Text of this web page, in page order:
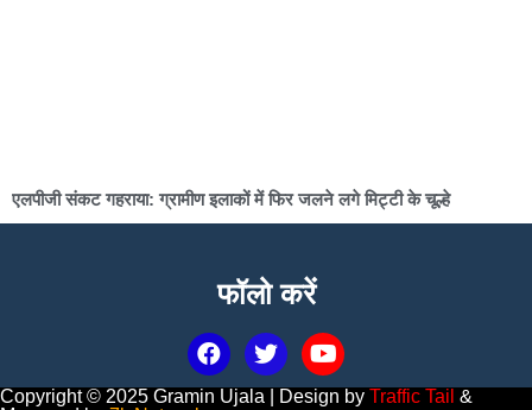
एलपीजी संकट गहराया: ग्रामीण इलाकों में फिर जलने लगे मिट्टी के चूल्हे
फॉलो करें
Copyright © 2025 Gramin Ujala | Design by Traffic Tail &